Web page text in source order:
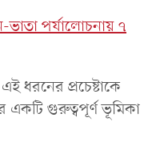
পর্যালোচনায় ৭
ধরনের প্রচেষ্টাকে
একটি গুরুত্বপূর্ণ ভূমিকা